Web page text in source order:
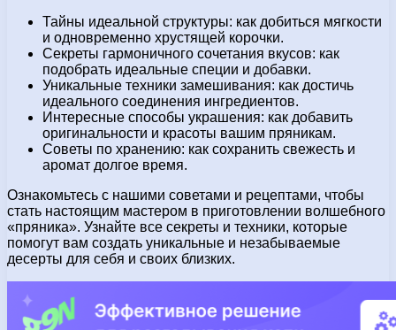
Тайны идеальной структуры: как добиться мягкости
и одновременно хрустящей корочки.
Секреты гармоничного сочетания вкусов: как
подобрать идеальные специи и добавки.
Уникальные техники замешивания: как достичь
идеального соединения ингредиентов.
Интересные способы украшения: как добавить
оригинальности и красоты вашим пряникам.
Советы по хранению: как сохранить свежесть и
аромат долгое время.
Ознакомьтесь с нашими советами и рецептами, чтобы
стать настоящим мастером в приготовлении волшебного
«пряника». Узнайте все секреты и техники, которые
помогут вам создать уникальные и незабываемые
десерты для себя и своих близких.